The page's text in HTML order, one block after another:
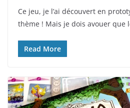
Ce jeu, je l’ai découvert en
thème ! Mais je dois avouer que
Read More